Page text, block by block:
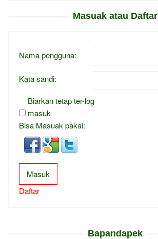
Masuak atau Daftar
Nama pengguna:
Kata sandi:
Biarkan tetap ter-log
masuk
Bisa Masuak pakai:
Masuk
Daftar
Bapandapek